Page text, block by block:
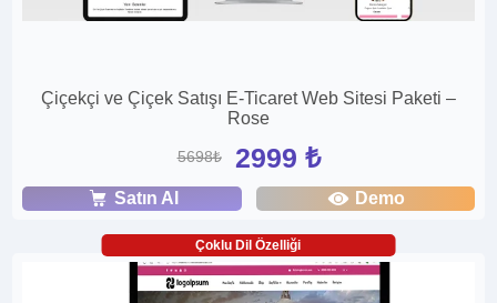
Çiçekçi ve Çiçek Satışı E-Ticaret Web Sitesi Paketi –
Rose
5698₺ 2999 ₺
Satın Al Demo
Çoklu Dil Özelliği